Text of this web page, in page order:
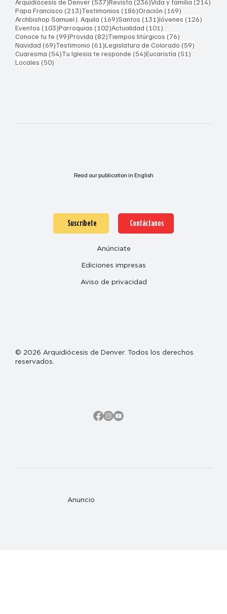
Arquidiócesis de Denver(537)Revista (236)Vida y familia (214)
Papa Francisco (213)213 entradas
Testimonios (186)186 entradas
Oración (169)
Archbishop Samuel J. Aquila (169)169 entradas
Santos (131)131 entradas
Jóvenes (126)
Eventos (103)103 entradas
Parroquias (102)102 entradas
Actualidad (101)
Conoce tu fe (99)99 entradas
Provida (82)82 entradas
Tiempos litúrgicos (76)
Navidad (69)69 entradas
Testimonio (61)61 entradas
Legislatura de Colorado (59)
Cuaresma (54)54 entradas
Tu Iglesia te responde (54)54 entradas
Eucaristía (51)
Locales (50)
Read our publication in English
Anuncio
Suscríbete Contáctanos
Anúnciate
Ediciones impresas
Aviso de privacidad
© 2026 Arquidiócesis de Denver. Todos los derechos
reservados.